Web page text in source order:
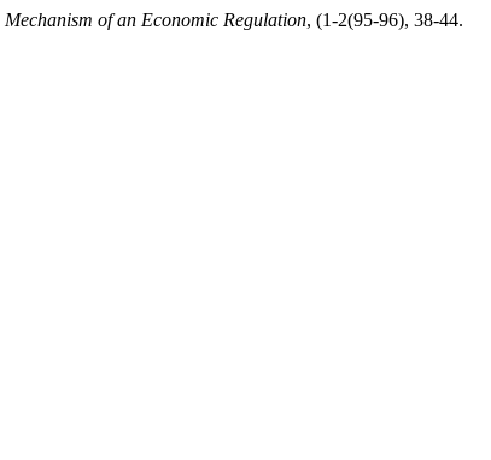
Mechanism of an Economic Regulation, (1-2(95-96), 38-44.